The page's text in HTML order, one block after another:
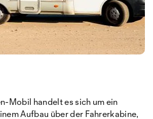
Mobil handelt es sich um ein
Aufbau über der Fahrerkabine,